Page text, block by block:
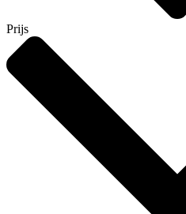
Prijs